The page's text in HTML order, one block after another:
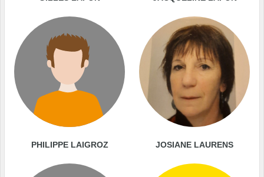
PHILIPPE LAIGROZ JOSIANE LAURENS